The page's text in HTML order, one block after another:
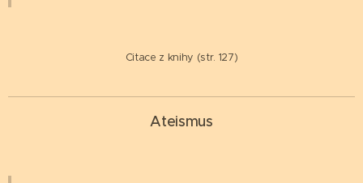
Citace z knihy (str. 127)
Ateismus